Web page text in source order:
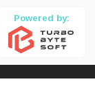
Powered by: